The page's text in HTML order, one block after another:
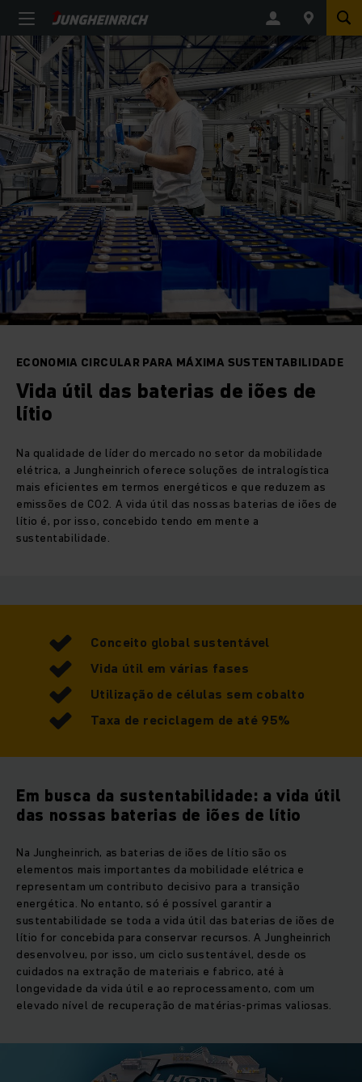
ECONOMIA CIRCULAR PARA MÁXIMA SUSTENTABILIDADE
Vida útil das baterias de iões de
lítio
Na qualidade de líder do mercado no setor da mobilidade
elétrica, a Jungheinrich oferece soluções de intralogística
mais eficientes em termos energéticos e que reduzem as
emissões de CO2. A vida útil das nossas baterias de iões de
lítio é, por isso, concebido tendo em mente a
sustentabilidade.
Conceito global sustentável
Vida útil em várias fases
Utilização de células sem cobalto
Taxa de reciclagem de até 95%
Em busca da sustentabilidade: a vida útil
das nossas baterias de iões de lítio
Na Jungheinrich, as baterias de iões de lítio são os
elementos mais importantes da mobilidade elétrica e
representam um contributo decisivo para a transição
energética. No entanto, só é possível garantir a
sustentabilidade se toda a vida útil das baterias de iões de
lítio for concebida para conservar recursos. A Jungheinrich
desenvolveu, por isso, um ciclo sustentável, desde os
cuidados na extração de materiais e fabrico, até à
longevidade da vida útil e ao reprocessamento, com um
elevado nível de recuperação de matérias-primas valiosas.